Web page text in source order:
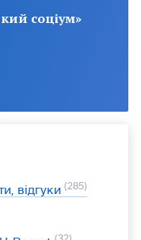
соціум»
відгуки 285